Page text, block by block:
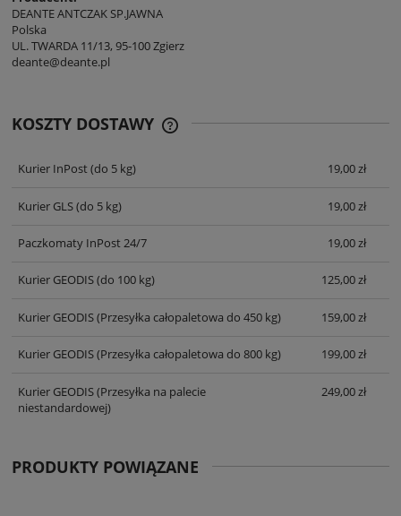
DEANTE ANTCZAK SP.JAWNA
Polska
UL. TWARDA 11/13, 95-100 Zgierz
deante@deante.pl
KOSZTY DOSTAWY
Kurier InPost(do 5 kg) 19,00 zł
Kurier GLS(do 5 kg) 19,00 zł
Paczkomaty InPost 24/7 19,00 zł
Kurier GEODIS(do 100 kg) 125,00 zł
Kurier GEODIS(Przesyłka całopaletowa do 450 kg) 159,00 zł
Kurier GEODIS(Przesyłka całopaletowa do 800 kg) 199,00 zł
Kurier GEODIS(Przesyłka na palecie
niestandardowej)
249,00 zł
PRODUKTY POWIĄZANE